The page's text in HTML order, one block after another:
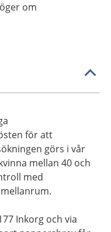
om
för att
görs i vår
mellan 40 och
med
Inkorg och via